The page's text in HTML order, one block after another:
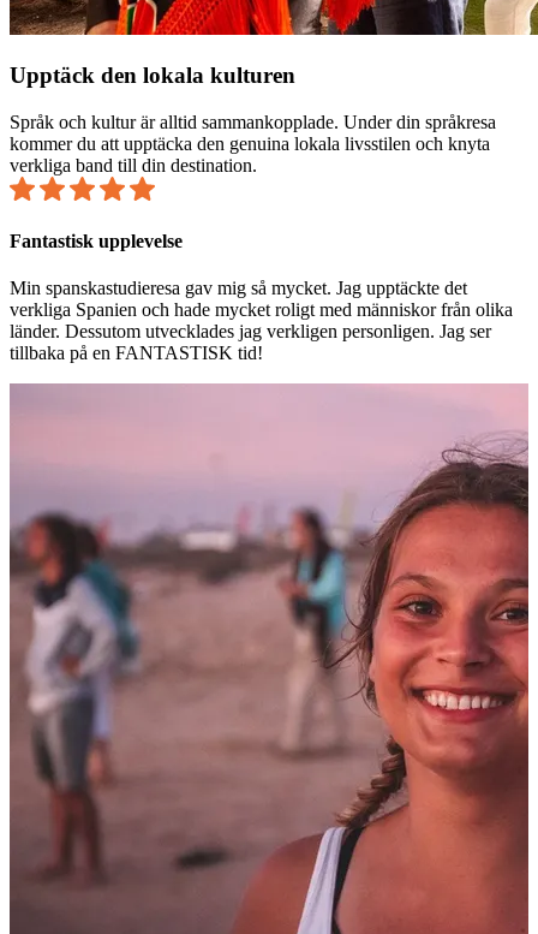
Upptäck den lokala kulturen
Språk och kultur är alltid sammankopplade. Under din språkresa
kommer du att upptäcka den genuina lokala livsstilen och knyta
verkliga band till din destination.
Fantastisk upplevelse
Min spanskastudieresa gav mig så mycket. Jag upptäckte det
verkliga Spanien och hade mycket roligt med människor från olika
länder. Dessutom utvecklades jag verkligen personligen. Jag ser
tillbaka på en FANTASTISK tid!